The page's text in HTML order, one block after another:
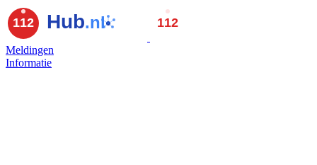
Meldingen
Informatie